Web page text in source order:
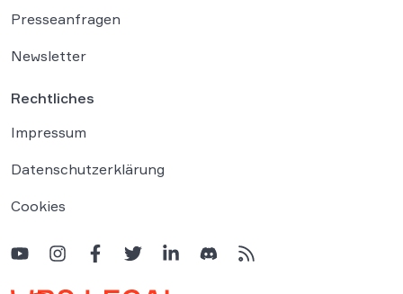
Presseanfragen
Newsletter
Rechtliches
Impressum
Datenschutzerklärung
Cookies